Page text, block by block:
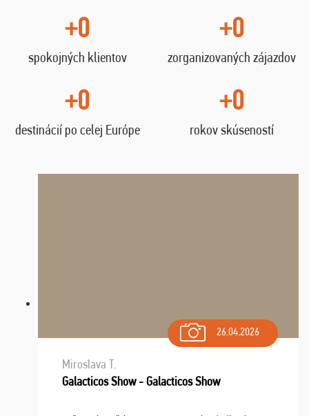
+0
spokojných klientov
+0
zorganizovaných zájazdov
+0
destinácií po celej Európe
+0
rokov skúseností
26.04.2026
Miroslava T.
Galacticos Show - Galacticos Show